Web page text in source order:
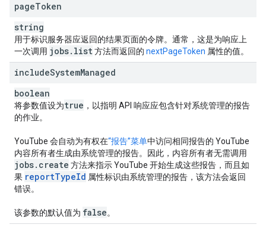
pageToken
string
用于标识服务器应返回的结果页面的令牌。通常，这是为响应上
一次调用 jobs. list方法而返回的 nextPageToken 属性的值。
includeSystemManaged
boolean
将参数值设为true ，以指明 API 响应应包含针对系统管理的报告
的作业。
YouTube 会自动为有权在“报告”菜单中访问相同报告的 YouTube
内容所有者生成由系统管理的报告。因此，内容所有者无需调用
jobs. create 方法来指示 YouTube 开始生成这些报告，而且如
果 reportTypeId 属性标识由系统管理的报告，该方法会返回
错误。
该参数的默认值为 false。